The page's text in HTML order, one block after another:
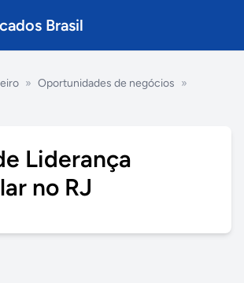
Brasil
» Oportunidades de negócios »
Liderança
no RJ